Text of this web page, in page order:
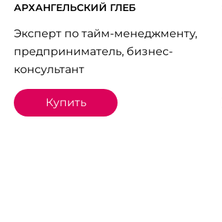
АРХАНГЕЛЬСКИЙ ГЛЕБ
Эксперт по тайм-менеджменту,
предприниматель, бизнес-
консультант
Купить